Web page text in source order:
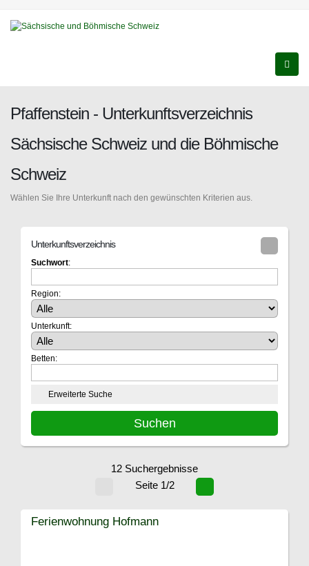
Pfaffenstein - Unterkunftsverzeichnis
Sächsische Schweiz und die Böhmische
Schweiz
Wählen Sie Ihre Unterkunft nach den gewünschten Kriterien aus.
Unterkunftsverzeichnis
Suchwort:
Region:
Unterkunft:
Betten:
Erweiterte Suche
12 Suchergebnisse
Seite 1/2
Ferienwohnung Hofmann